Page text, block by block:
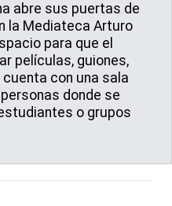
abre sus puertas de
la Mediateca Arturo
para que el
películas, guiones,
con una sala
donde se
o grupos